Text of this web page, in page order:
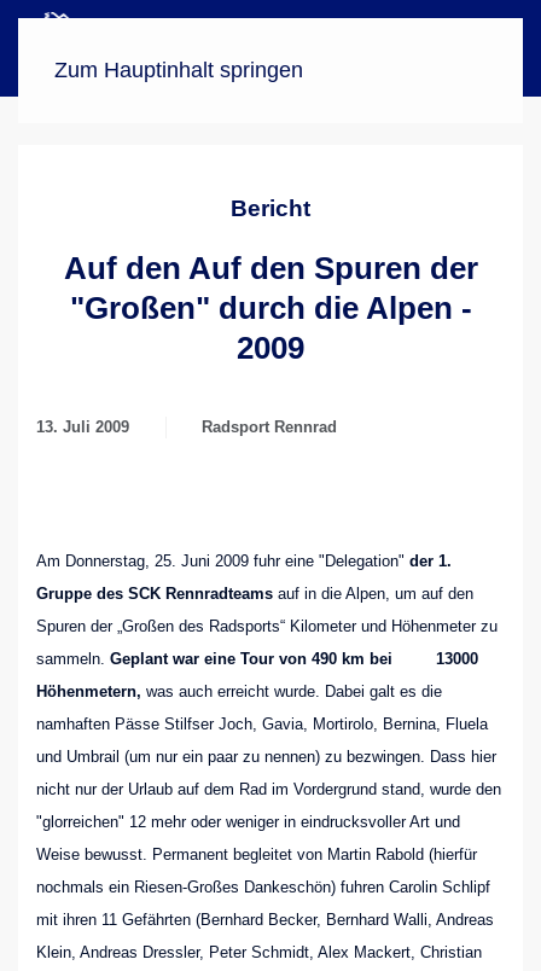
Zum Hauptinhalt springen
Bericht
Auf den Auf den Spuren der
"Großen" durch die Alpen -
2009
13. Juli 2009 Radsport Rennrad
Am Donnerstag, 25. Juni 2009 fuhr eine "Delegation" der 1.
Gruppe des SCK Rennradteams auf in die Alpen, um auf den
Spuren der „Großen des Radsports“ Kilometer und Höhenmeter zu
sammeln. Geplant war eine Tour von 490 km bei
13000
Höhenmetern, was auch erreicht wurde. Dabei galt es die
namhaften Pässe Stilfser Joch, Gavia, Mortirolo, Bernina, Fluela
und Umbrail (um nur ein paar zu nennen) zu bezwingen. Dass hier
nicht nur der Urlaub auf dem Rad im Vordergrund stand, wurde den
"glorreichen" 12 mehr oder weniger in eindrucksvoller Art und
Weise bewusst. Permanent begleitet von Martin Rabold (hierfür
nochmals ein Riesen-Großes Dankeschön) fuhren Carolin Schlipf
mit ihren 11 Gefährten (Bernhard Becker, Bernhard Walli, Andreas
Klein, Andreas Dressler, Peter Schmidt, Alex Mackert, Christian